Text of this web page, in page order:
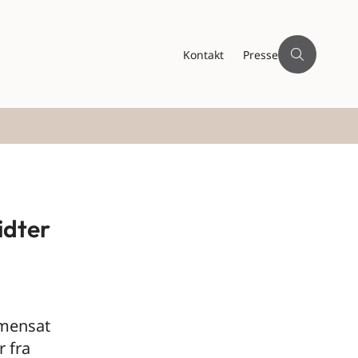
Kontakt Presse
fra